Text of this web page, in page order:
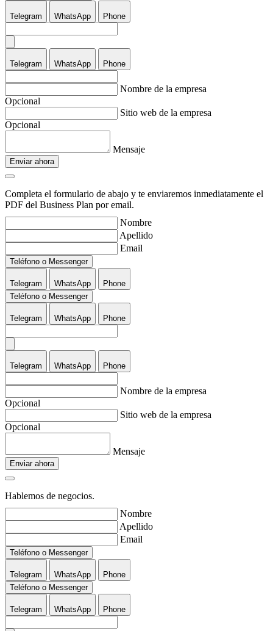
Telegram WhatsApp Phone
Telegram WhatsApp Phone
Nombre de la empresa
Opcional
Sitio web de la empresa
Opcional
Mensaje
Enviar ahora
Completa el formulario de abajo y te enviaremos inmediatamente el
PDF del Business Plan por email.
Nombre
Apellido
Email
Teléfono o Messenger
Telegram WhatsApp
Phone
Teléfono o Messenger
Telegram WhatsApp Phone
Telegram WhatsApp Phone
Nombre de la empresa
Opcional
Sitio web de la empresa
Opcional
Mensaje
Enviar ahora
Hablemos de negocios.
Nombre
Apellido
Email
Teléfono o Messenger
Telegram WhatsApp
Phone
Teléfono o Messenger
Telegram WhatsApp Phone